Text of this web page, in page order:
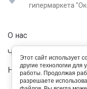
гипермаркета
О нас
Частые вопросы
Напишите нам
Этот сайт использует
другие технологии для
работы. Продолжая
разрешаете